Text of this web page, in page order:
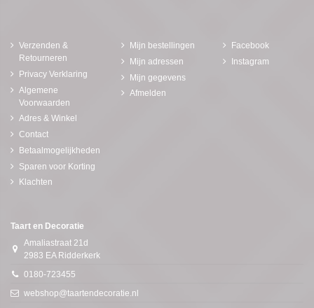
Verzenden &
Retourneren
Privacy Verklaring
Algemene
Voorwaarden
Adres & Winkel
Contact
Betaalmogelijkheden
Sparen voor Korting
Klachten
Mijn bestellingen
Mijn adressen
Mijn gegevens
Afmelden
Facebook
Instagram
Taart en Decoratie
Amaliastraat 21d
2983 EA Ridderkerk
0180-723455
webshop@taartendecoratie.nl